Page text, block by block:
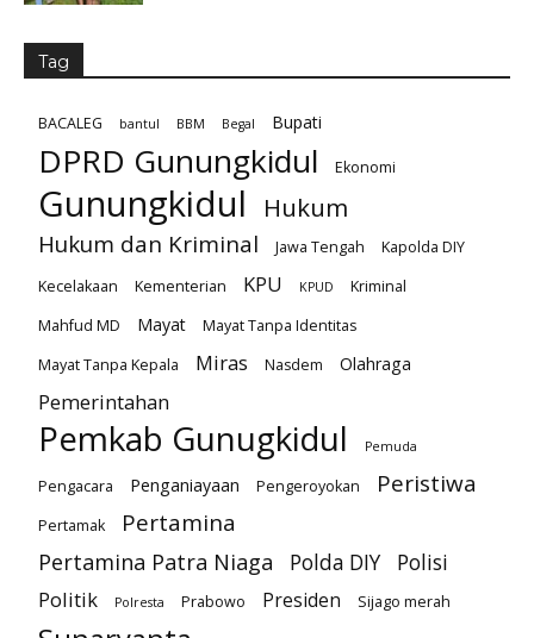
Tag
BACALEG bantul BBM Begal Bupati
DPRD Gunungkidul Ekonomi
Gunungkidul Hukum
Hukum dan Kriminal Jawa Tengah
Kapolda DIY
Kecelakaan
Kementerian KPU KPUD
Kriminal
Mahfud MD
Mayat
Mayat Tanpa Identitas
Mayat Tanpa Kepala
Miras Nasdem Olahraga
Pemerintahan
Pemkab Gunugkidul Pemuda
Pengacara Penganiayaan Pengeroyokan Peristiwa
Pertamak Pertamina
Pertamina Patra Niaga Polda DIY
Polisi
Politik
Polresta Prabowo Presiden Sijago merah